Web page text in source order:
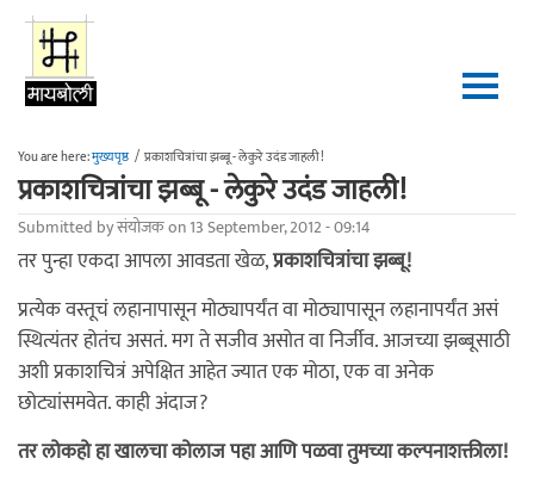
Skip to main content
You are here:मुख्यपृष्ठ / प्रकाशचित्रांचा झब्बू - लेकुरे उदंड जाहली!
प्रकाशचित्रांचा झब्बू - लेकुरे उदंड जाहली!
Submitted byसंयोजकon 13 September, 2012 - 09:14
तर पुन्हा एकदा आपला आवडता खेळ,प्रकाशचित्रांचा झब्बू!
प्रत्येक वस्तूचं लहानापासून मोठ्यापर्यंत वा मोठ्यापासून लहानापर्यंत असं
स्थित्यंतर होतंच असतं. मग ते सजीव असोत वा निर्जीव. आजच्या झब्बूसाठी
अशी प्रकाशचित्रं अपेक्षित आहेत ज्यात एक मोठा, एक वा अनेक
छोट्यांसमवेत. काही अंदाज?
तर लोकहो हा खालचा कोलाज पहा आणि पळवा तुमच्या कल्पनाशक्तीला!